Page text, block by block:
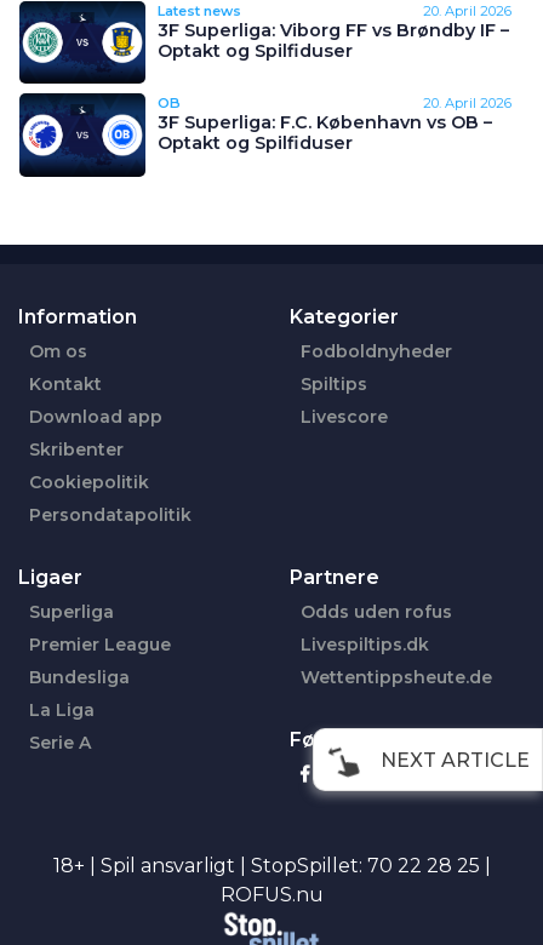
NEXT ARTICLE
Latest news 20. April 2026
3F Superliga: Viborg FF vs Brøndby IF –
Optakt og Spilfiduser
OB 20. April 2026
3F Superliga: F.C. København vs OB –
Optakt og Spilfiduser
Information
Om os
Kontakt
Download app
Skribenter
Cookiepolitik
Persondatapolitik
Kategorier
Fodboldnyheder
Spiltips
Livescore
Ligaer
Superliga
Premier League
Bundesliga
La Liga
Serie A
Partnere
Odds uden rofus
Livespiltips.dk
Wettentippsheute.de
Følg os her
Facebook
18+ | Spil ansvarligt | StopSpillet: 70 22 28 25 |
ROFUS.nu